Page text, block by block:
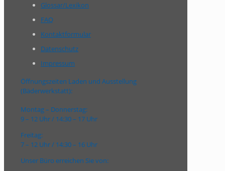
Glossar/Lexikon
FAQ
Kontaktformular
Datenschutz
Impressum
Öffnungszeiten Laden und Ausstellung
(Bäderwerkstatt):
Montag – Donnerstag:
9 – 12 Uhr / 14:30 – 17 Uhr
Freitag:
7 – 12 Uhr / 14:30 – 16 Uhr
Unser Büro erreichen Sie von: